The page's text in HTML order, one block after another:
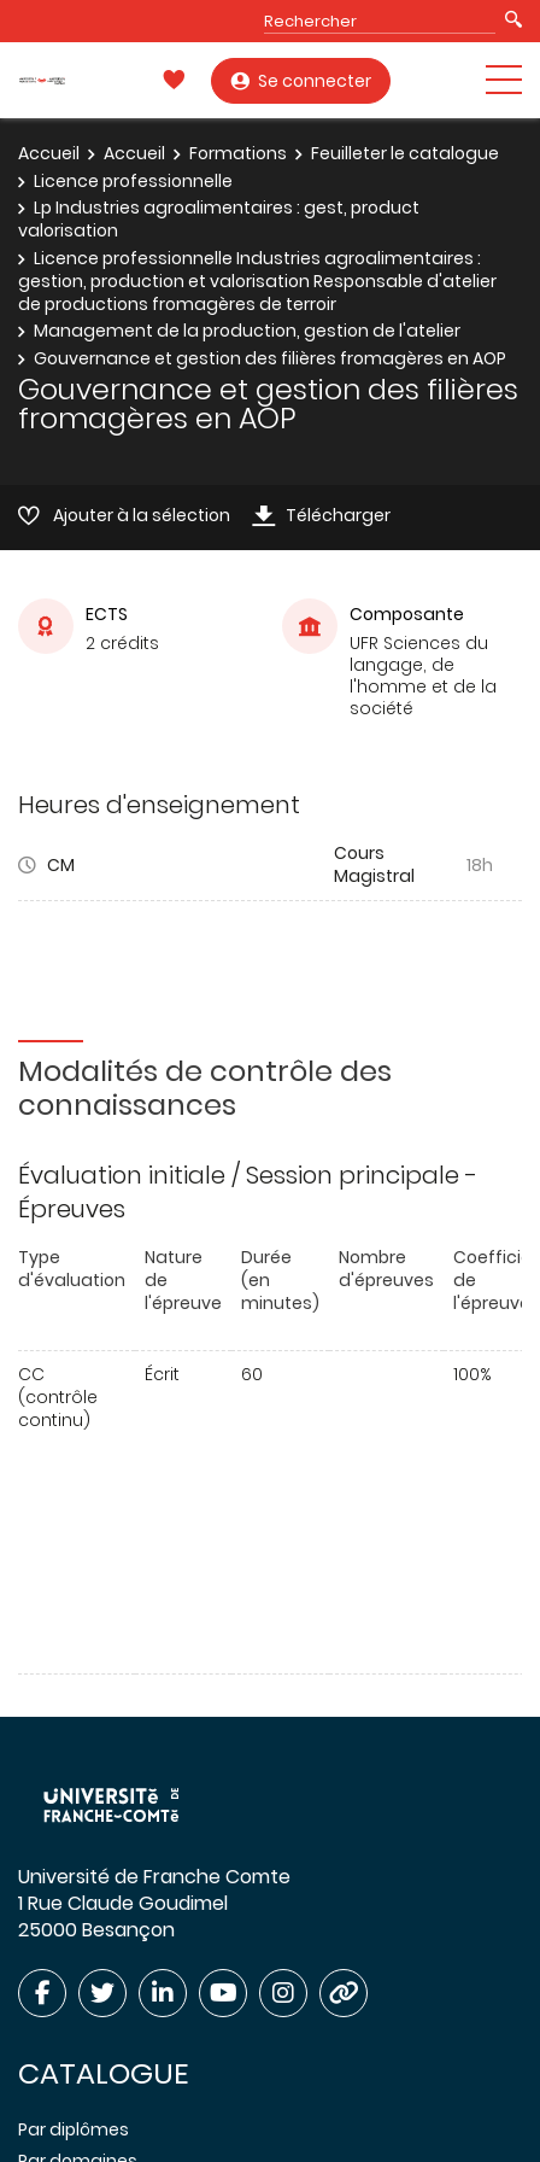
Se connecter
Accueil Accueil Formations
Feuilleter le catalogue
Licence professionnelle
Lp Industries agroalimentaires : gest, product
valorisation
Licence professionnelle Industries agroalimentaires :
gestion, production et valorisation Responsable d'atelier
de productions fromagères de terroir
Management de la production, gestion de l'atelier
Gouvernance et gestion des filières fromagères en AOP
Gouvernance et gestion des filières
fromagères en AOP
Ajouter à la sélection Télécharger
ECTS
2 crédits
Composante
UFR Sciences du
langage, de
l'homme et de la
société
Heures d'enseignement
CM
Cours
Magistral
18h
Modalités de contrôle des
connaissances
Évaluation initiale / Session principale -
Épreuves
Type
d'évaluation
Nature
de
l'épreuve
Durée
(en
minutes)
Nombre
d'épreuves
de
l'épreuve
CC
(contrôle
continu)
Écrit 60 100%
Université de Franche Comte
1 Rue Claude Goudimel
25000 Besançon
CATALOGUE
Par diplômes